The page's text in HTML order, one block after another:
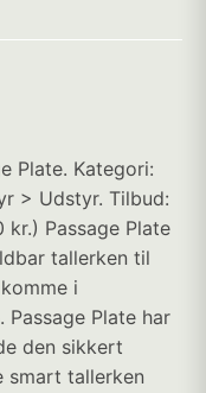
Plate. Kategori:
> Udstyr. Tilbud:
kr.) Passage Plate
tallerken til
i
Plate har
den sikkert
smart tallerken